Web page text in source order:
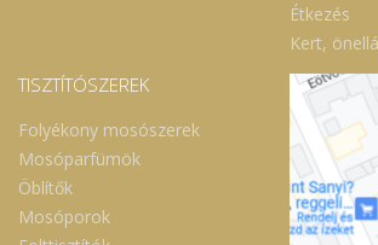
Étkezés
Kert,
TISZTÍTÓSZEREK
Folyékony mosószerek
Mosóparfümök
Öblítők
Mosóporok